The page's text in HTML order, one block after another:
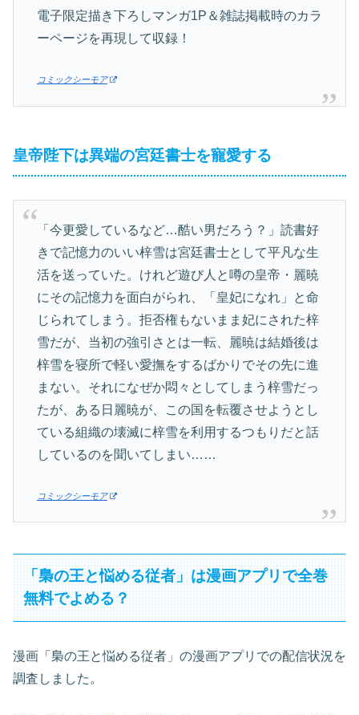
電子限定描き下ろしマンガ1P＆雑誌掲載時のカラ
ーページを再現して収録！
コミックシーモア
皇帝陛下は異端の宮廷書士を寵愛する
「今更愛しているなど…酷い男だろう？」読書好
きで記憶力のいい梓雪は宮廷書士として平凡な生
活を送っていた。けれど遊び人と噂の皇帝・麗暁
にその記憶力を面白がられ、「皇妃になれ」と命
じられてしまう。拒否権もないまま妃にされた梓
雪だが、当初の強引さとは一転、麗暁は結婚後は
梓雪を寝所で軽い愛撫をするばかりでその先に進
まない。それになぜか悶々としてしまう梓雪だっ
たが、ある日麗暁が、この国を転覆させようとし
ている組織の壊滅に梓雪を利用するつもりだと話
しているのを聞いてしまい……
コミックシーモア
「梟の王と悩める従者」は漫画アプリで全巻
無料でよめる？
漫画「梟の王と悩める従者」の漫画アプリでの配信状況を
調査しました。